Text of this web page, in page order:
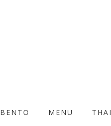
BENTO MENU THAI